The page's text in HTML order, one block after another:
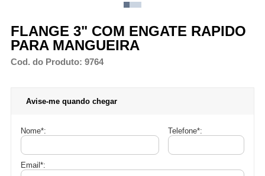
FLANGE 3" COM ENGATE RAPIDO
PARA MANGUEIRA
Cod. do Produto: 9764
Avise-me quando chegar
Nome*: Telefone*:
Email *: